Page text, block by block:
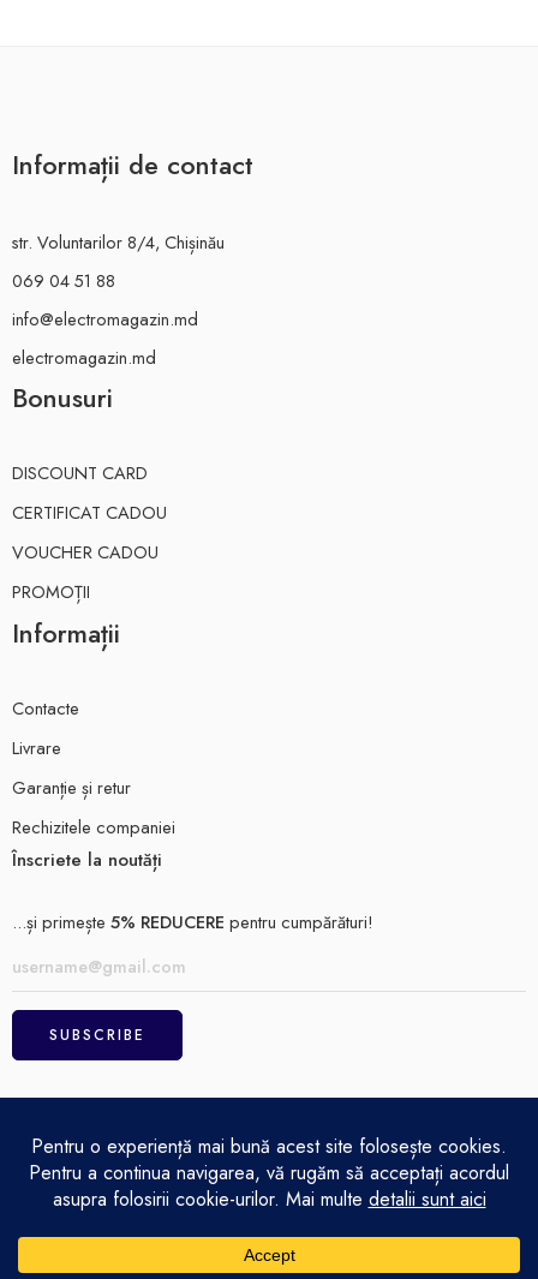
Informații de contact
str. Voluntarilor 8/4, Chișinău
069 04 51 88
info@electromagazin.md
electromagazin.md
Bonusuri
DISCOUNT CARD
CERTIFICAT CADOU
VOUCHER CADOU
PROMOȚII
Informații
Contacte
Livrare
Garanție și retur
Rechizitele companiei
Înscriete la noutăți
...și primește 5% REDUCERE pentru cumpărături!
ELECTRO MAGAZIN SRL© 2026
Achitare Politică de confidențialitate Termeni și condiții